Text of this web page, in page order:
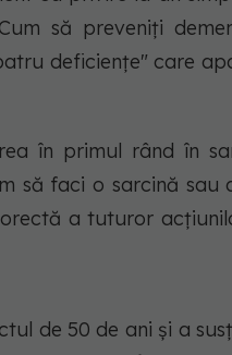
să preveniți
deficiențe" care
în primul rând în
să faci o sarcină sau
a tuturor
de 50 de ani și a